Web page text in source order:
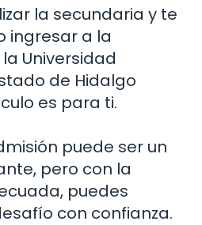
la secundaria y te
ingresar a la
Universidad
de Hidalgo
es para ti.
puede ser un
pero con la
puedes
con confianza.